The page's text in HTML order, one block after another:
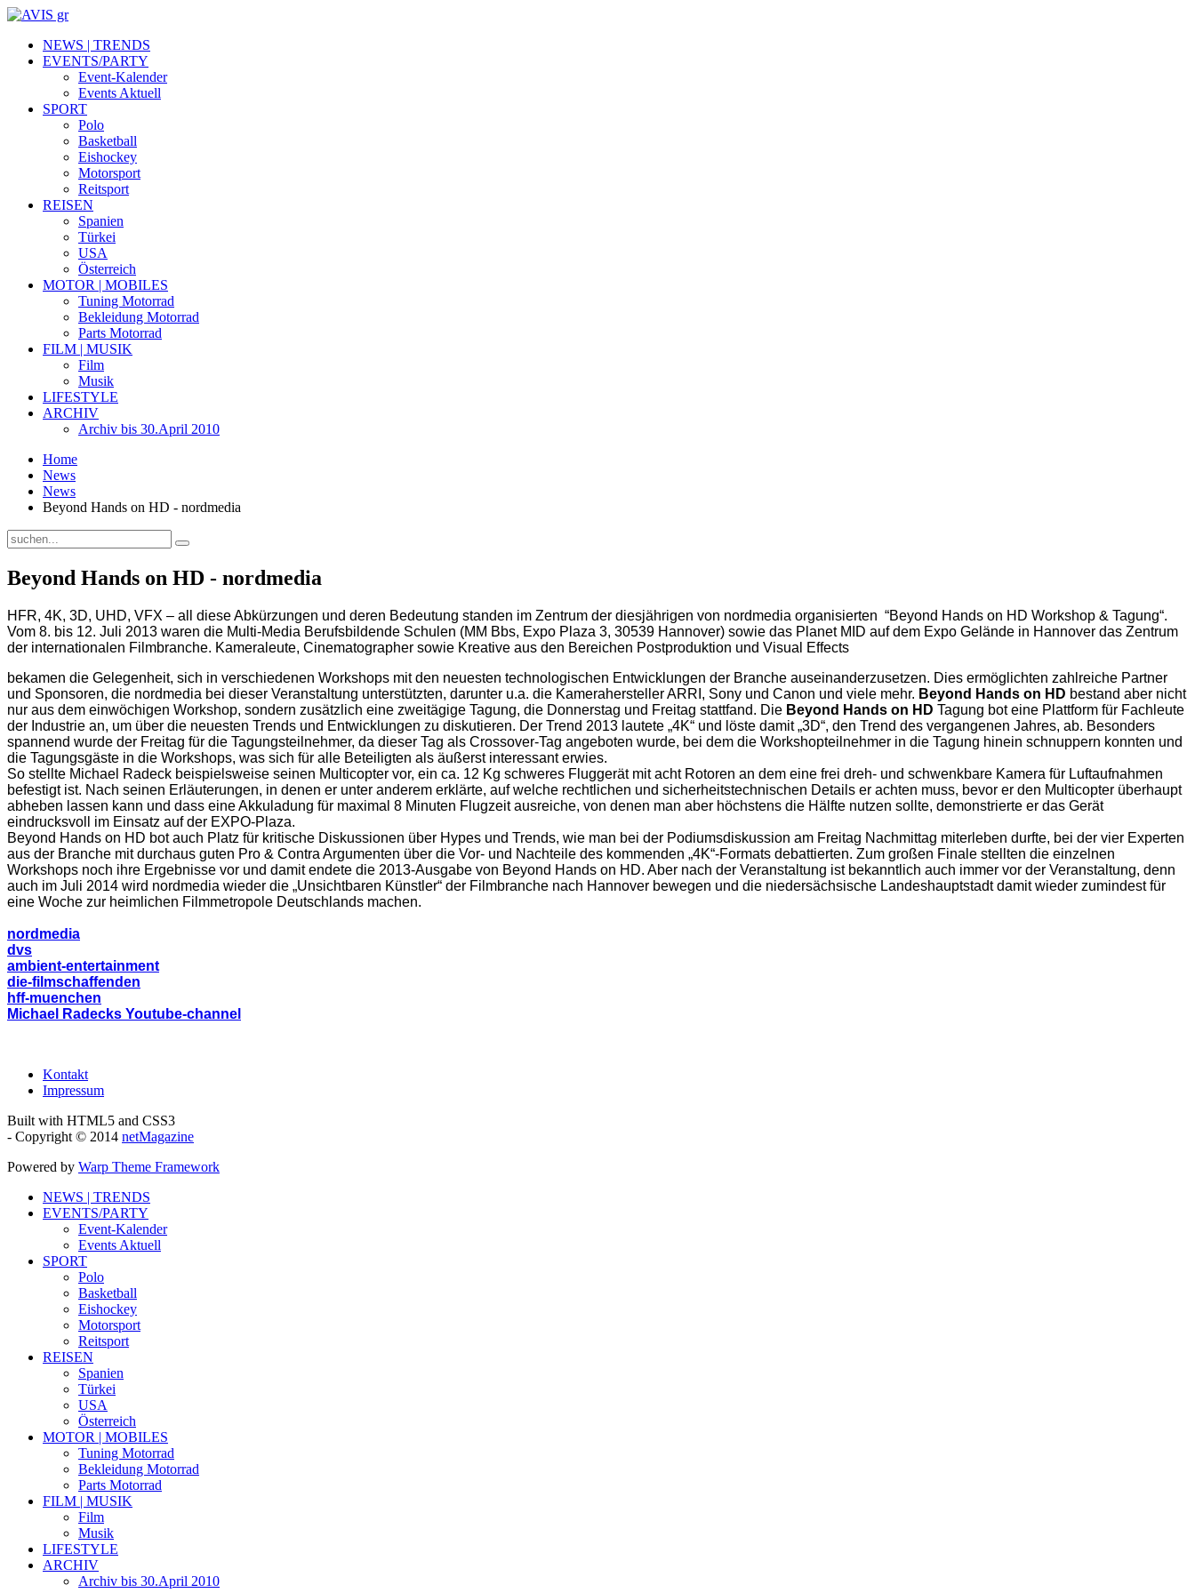
NEWS | TRENDS
EVENTS/PARTY
Event-Kalender
Events Aktuell
SPORT
Polo
Basketball
Eishockey
Motorsport
Reitsport
REISEN
Spanien
Türkei
USA
Österreich
MOTOR | MOBILES
Tuning Motorrad
Bekleidung Motorrad
Parts Motorrad
FILM | MUSIK
Film
Musik
LIFESTYLE
ARCHIV
Archiv bis 30.April 2010
Home
News
News
Beyond Hands on HD - nordmedia
Beyond Hands on HD - nordmedia
HFR, 4K, 3D, UHD, VFX – all diese Abkürzungen und deren Bedeutung standen im Zentrum der diesjährigen von nordmedia organisierten “Beyond Hands on HD Workshop & Tagung“.
Vom 8. bis 12. Juli 2013 waren die Multi-Media Berufsbildende Schulen (MM Bbs, Expo Plaza 3, 30539 Hannover) sowie das Planet MID auf dem Expo Gelände in Hannover das Zentrum
der internationalen Filmbranche. Kameraleute, Cinematographer sowie Kreative aus den Bereichen Postproduktion und Visual Effects
bekamen die Gelegenheit, sich in verschiedenen Workshops mit den neuesten technologischen Entwicklungen der Branche auseinanderzusetzen. Dies ermöglichten zahlreiche Partner
und Sponsoren, die nordmedia bei dieser Veranstaltung unterstützten, darunter u.a. die Kamerahersteller ARRI, Sony und Canon und viele mehr. Beyond Hands on HD bestand aber nicht
nur aus dem einwöchigen Workshop, sondern zusätzlich eine zweitägige Tagung, die Donnerstag und Freitag stattfand. Die Beyond Hands on HD Tagung bot eine Plattform für Fachleute
der Industrie an, um über die neuesten Trends und Entwicklungen zu diskutieren. Der Trend 2013 lautete „4K“ und löste damit „3D“, den Trend des vergangenen Jahres, ab. Besonders
spannend wurde der Freitag für die Tagungsteilnehmer, da dieser Tag als Crossover-Tag angeboten wurde, bei dem die Workshopteilnehmer in die Tagung hinein schnuppern konnten und
die Tagungsgäste in die Workshops, was sich für alle Beteiligten als äußerst interessant erwies.
So stellte Michael Radeck beispielsweise seinen Multicopter vor, ein ca. 12 Kg schweres Fluggerät mit acht Rotoren an dem eine frei dreh- und schwenkbare Kamera für Luftaufnahmen
befestigt ist. Nach seinen Erläuterungen, in denen er unter anderem erklärte, auf welche rechtlichen und sicherheitstechnischen Details er achten muss, bevor er den Multicopter überhaupt
abheben lassen kann und dass eine Akkuladung für maximal 8 Minuten Flugzeit ausreiche, von denen man aber höchstens die Hälfte nutzen sollte, demonstrierte er das Gerät
eindrucksvoll im Einsatz auf der EXPO-Plaza.
Beyond Hands on HD bot auch Platz für kritische Diskussionen über Hypes und Trends, wie man bei der Podiumsdiskussion am Freitag Nachmittag miterleben durfte, bei der vier Experten
aus der Branche mit durchaus guten Pro & Contra Argumenten über die Vor- und Nachteile des kommenden „4K“-Formats debattierten. Zum großen Finale stellten die einzelnen
Workshops noch ihre Ergebnisse vor und damit endete die 2013-Ausgabe von Beyond Hands on HD. Aber nach der Veranstaltung ist bekanntlich auch immer vor der Veranstaltung, denn
auch im Juli 2014 wird nordmedia wieder die „Unsichtbaren Künstler“ der Filmbranche nach Hannover bewegen und die niedersächsische Landeshauptstadt damit wieder zumindest für
eine Woche zur heimlichen Filmmetropole Deutschlands machen.
nordmedia
dvs
ambient-entertainment
die-filmschaffenden
hff-muenchen
Michael Radecks Youtube-channel
Kontakt
Impressum
Built with HTML5 and CSS3
- Copyright © 2014 netMagazine
Powered by Warp Theme Framework
NEWS | TRENDS
EVENTS/PARTY
Event-Kalender
Events Aktuell
SPORT
Polo
Basketball
Eishockey
Motorsport
Reitsport
REISEN
Spanien
Türkei
USA
Österreich
MOTOR | MOBILES
Tuning Motorrad
Bekleidung Motorrad
Parts Motorrad
FILM | MUSIK
Film
Musik
LIFESTYLE
ARCHIV
Archiv bis 30.April 2010